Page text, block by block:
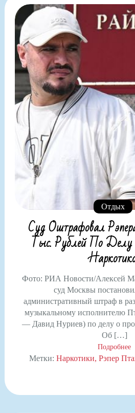
Отдых
Суд Оштрафовал
Тыс. Рублей По Делу
Фото: РИА Новости/Алексей
суд Москвы
административный штраф в
музыкальному исполнителю
— Давид Нуриев) по делу о
Об […]
Подробнее
Метки:Наркотики Рэпер